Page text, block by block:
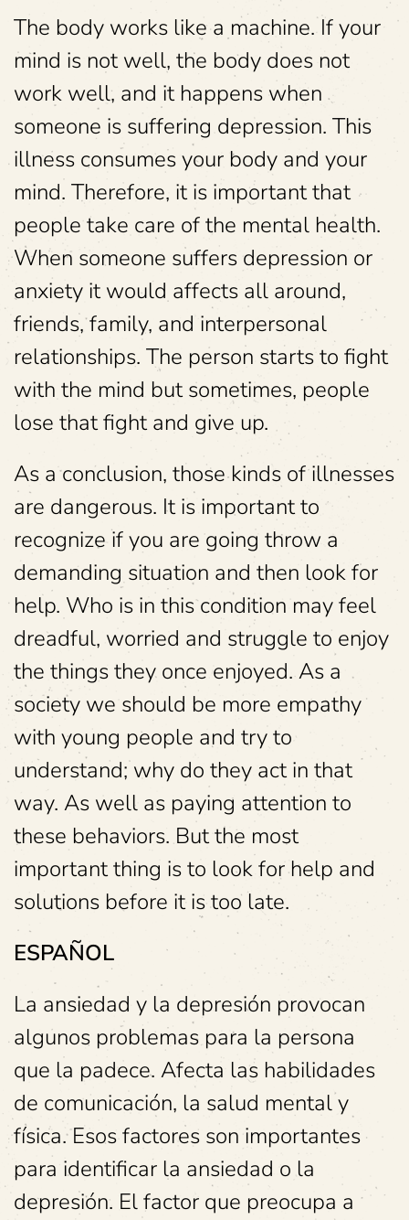
The body works like a machine. If your
mind is not well, the body does not
work well, and it happens when
someone is suffering depression. This
illness consumes your body and your
mind. Therefore, it is important that
people take care of the mental health.
When someone suffers depression or
anxiety it would affects all around,
friends, family, and interpersonal
relationships. The person starts to fight
with the mind but sometimes, people
lose that fight and give up.
As a conclusion, those kinds of illnesses
are dangerous. It is important to
recognize if you are going throw a
demanding situation and then look for
help. Who is in this condition may feel
dreadful, worried and struggle to enjoy
the things they once enjoyed. As a
society we should be more empathy
with young people and try to
understand; why do they act in that
way. As well as paying attention to
these behaviors. But the most
important thing is to look for help and
solutions before it is too late.
ESPAÑOL
La ansiedad y la depresión provocan
algunos problemas para la persona
que la padece. Afecta las habilidades
de comunicación, la salud mental y
física. Esos factores son importantes
para identificar la ansiedad o la
depresión. El factor que preocupa a